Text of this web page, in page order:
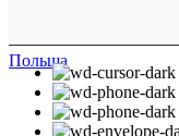
Польща